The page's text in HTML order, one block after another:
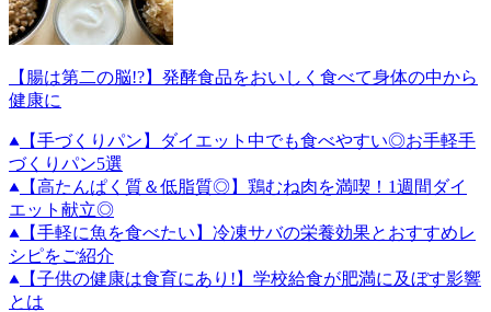
【腸は第二の脳!?】発酵食品をおいしく食べて身体の中から
健康に
【手づくりパン】ダイエット中でも食べやすい◎お手軽手
づくりパン5選
【高たんぱく質＆低脂質◎】鶏むね肉を満喫！1週間ダイ
エット献立◎
【手軽に魚を食べたい】冷凍サバの栄養効果とおすすめレ
シピをご紹介
【子供の健康は食育にあり!】学校給食が肥満に及ぼす影響
とは